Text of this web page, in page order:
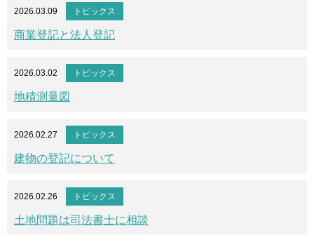
2026.03.09 トピックス
商業登記と法人登記
2026.03.02 トピックス
地積測量図
2026.02.27 トピックス
建物の登記について
2026.02.26 トピックス
土地問題は司法書士に相談